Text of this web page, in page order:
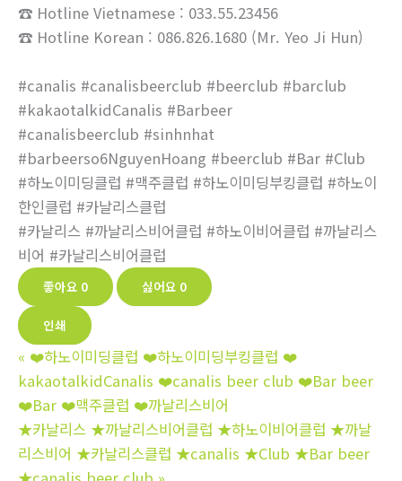
☎ Hotline Vietnamese : 033.55.23456
☎ Hotline Korean : 086.826.1680 (Mr. Yeo Ji Hun)
#canalis #canalisbeerclub #beerclub #barclub
#kakaotalkidCanalis #Barbeer
#canalisbeerclub #sinhnhat
#barbeerso6NguyenHoang #beerclub #Bar #Club
#하노이미딩클럽 #맥주클럽 #하노이미딩부킹클럽 #하노이
한인클럽 #카날리스클럽
#카날리스 #까날리스비어클럽 #하노이비어클럽 #까날리스
비어 #카날리스비어클럽
좋아요 0 싫어요 0
인쇄
« ❤️하노이미딩클럽 ❤️하노이미딩부킹클럽 ❤️
kakaotalkidCanalis ❤️canalis beer club ❤️Bar beer
❤️Bar ❤️맥주클럽 ❤️까날리스비어
★카날리스 ★까날리스비어클럽 ★하노이비어클럽 ★까날
리스비어 ★카날리스클럽 ★canalis ★Club ★Bar beer